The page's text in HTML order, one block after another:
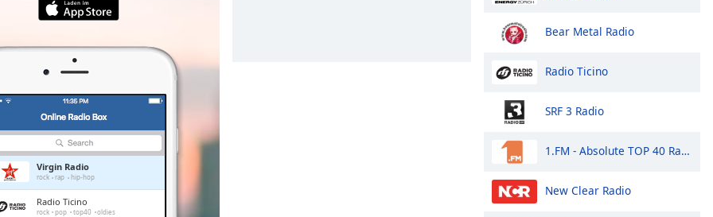
Virgin Radio
rock rap hip-hop
Radio Ticino
rock pop top40 oldies
Bear Metal Radio
Radio Ticino
SRF 3 Radio
1.FM - Absolute TOP 40 Radio
New Clear Radio